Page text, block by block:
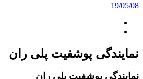
19/05/08
نمایندگی پوشفیت پلی ران
نمایندگی پوشفیت پلی ران